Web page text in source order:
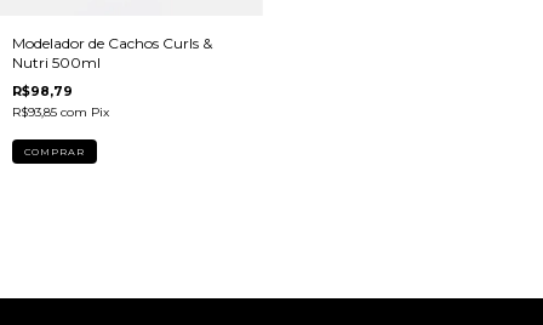
Modelador de Cachos Curls &
Nutri 500ml
R$98,79
R$93,85 com Pix